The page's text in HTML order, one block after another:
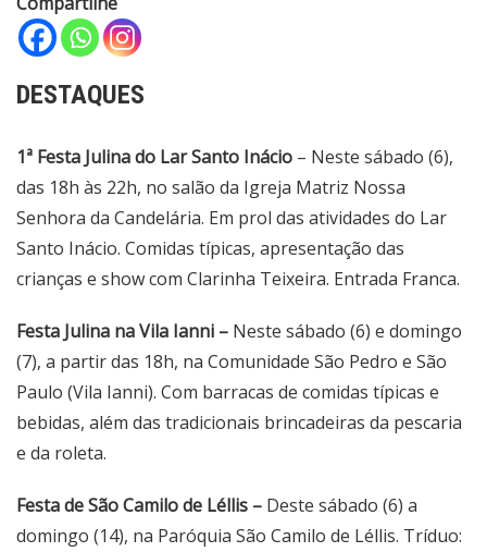
DESTAQUES
1ª Festa Julina do Lar Santo Inácio – Neste sábado (6),
das 18h às 22h, no salão da Igreja Matriz Nossa
Senhora da Candelária. Em prol das atividades do Lar
Santo Inácio. Comidas típicas, apresentação das
crianças e show com Clarinha Teixeira. Entrada Franca.
Festa Julina na Vila Ianni – Neste sábado (6) e domingo
(7), a partir das 18h, na Comunidade São Pedro e São
Paulo (Vila Ianni). Com barracas de comidas típicas e
bebidas, além das tradicionais brincadeiras da pescaria
e da roleta.
Festa de São Camilo de Léllis – Deste sábado (6) a
domingo (14), na Paróquia São Camilo de Léllis. Tríduo: